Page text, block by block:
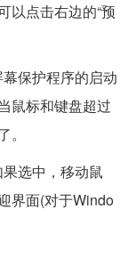
以点击右边的“预
保护程序的启动
鼠标和键盘超过
选中，移动鼠
界面(对于Windo